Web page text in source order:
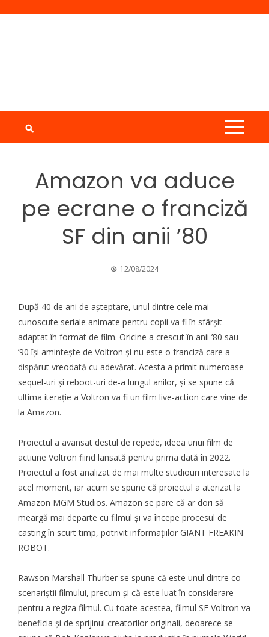
Amazon va aduce
pe ecrane o franciză
SF din anii ’80
12/08/2024
După 40 de ani de așteptare, unul dintre cele mai
cunoscute seriale animate pentru copii va fi în sfârșit
adaptat în format de film. Oricine a crescut în anii ’80 sau
’90 își amintește de Voltron și nu este o franciză care a
dispărut vreodată cu adevărat. Acesta a primit numeroase
sequel-uri și reboot-uri de-a lungul anilor, și se spune că
ultima iterație a Voltron va fi un film live-action care vine de
la Amazon.
Proiectul a avansat destul de repede, ideea unui film de
actiune Voltron fiind lansată pentru prima dată în 2022.
Proiectul a fost analizat de mai multe studiouri interesate la
acel moment, iar acum se spune că proiectul a aterizat la
Amazon MGM Studios. Amazon se pare că ar dori să
meargă mai departe cu filmul și va începe procesul de
casting în scurt timp, potrivit informațiilor GIANT FREAKIN
ROBOT.
Rawson Marshall Thurber se spune că este unul dintre co-
scenariștii filmului, precum și că este luat în considerare
pentru a regiza filmul. Cu toate acestea, filmul SF Voltron va
beneficia și de sprijinul creatorilor originali, deoarece se